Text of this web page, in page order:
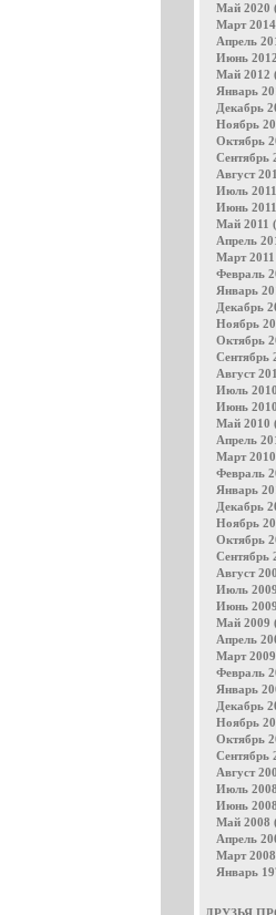
Май 2020
Март
Апрель
Июнь
Май 2012
Январь
Декабрь
Ноябрь
Октябрь
Сентябрь
Август
Июль
Июнь
Май 2011
Апрель
Март
Февраль
Январь
Декабрь
Ноябрь
Октябрь
Сентябрь
Август
Июль
Июнь
Май 2010
Апрель
Март
Февраль
Январь
Декабрь
Ноябрь
Октябрь
Сентябрь
Август
Июль
Июнь
Май 2009
Апрель
Март
Февраль
Январь
Декабрь
Ноябрь
Октябрь
Сентябрь
Август
Июль
Июнь
Май 2008
Апрель
Март
Январь